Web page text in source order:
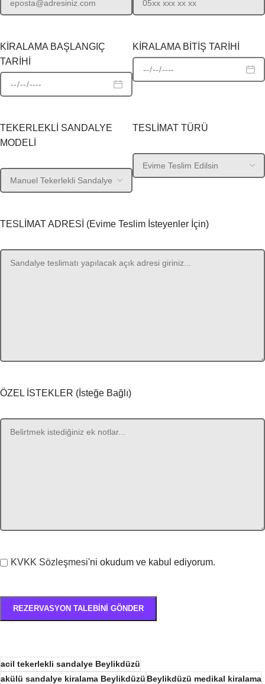
KİRALAMA BAŞLANGIÇ
TARİHİ
KİRALAMA BİTİŞ TARİHİ
TEKERLEKLİ SANDALYE
MODELİ
TESLİMAT TÜRÜ
TESLİMAT ADRESİ (Evime Teslim İsteyenler İçin)
ÖZEL İSTEKLER (İsteğe Bağlı)
KVKK Sözleşmesi'ni okudum ve kabul ediyorum.
acil tekerlekli sandalye Beylikdüzü
akülü sandalye kiralama BeylikdüzüBeylikdüzü medikal kiralama